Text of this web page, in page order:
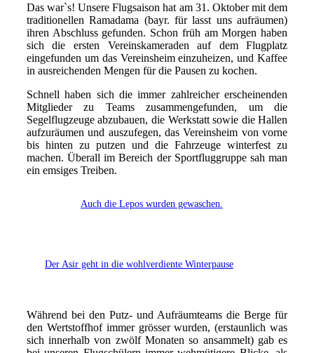
Das war`s! Unsere Flugsaison hat am 31. Oktober mit dem
traditionellen Ramadama (bayr. für lasst uns aufräumen)
ihren Abschluss gefunden. Schon früh am Morgen haben
sich die ersten Vereinskameraden auf dem Flugplatz
eingefunden um das Vereinsheim einzuheizen, und Kaffee
in ausreichenden Mengen für die Pausen zu kochen.
Schnell haben sich die immer zahlreicher erscheinenden
Mitglieder zu Teams zusammengefunden, um die
Segelflugzeuge abzubauen, die Werkstatt sowie die Hallen
aufzuräumen und auszufegen, das Vereinsheim von vorne
bis hinten zu putzen und die Fahrzeuge winterfest zu
machen. Überall im Bereich der Sportfluggruppe sah man
ein emsiges Treiben.
Auch die Lepos wurden gewaschen.
Der Asir geht in die wohlverdiente Winterpause
Während bei den Putz- und Aufräumteams die Berge für
den Wertstoffhof immer grösser wurden, (erstaunlich was
sich innerhalb von zwölf Monaten so ansammelt) gab es